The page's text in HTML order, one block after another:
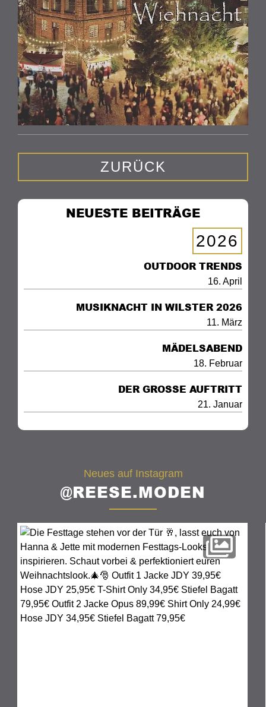
ZURÜCK
NEUESTE BEITRÄGE
2026
OUTDOOR TRENDS
16. April
MUSIKNACHT IN WILSTER 2026
11. März
MÄDELSABEND
18. Februar
DER GROSSE AUFTRITT
21. Januar
Neues auf Instagram
@REESE.MODEN